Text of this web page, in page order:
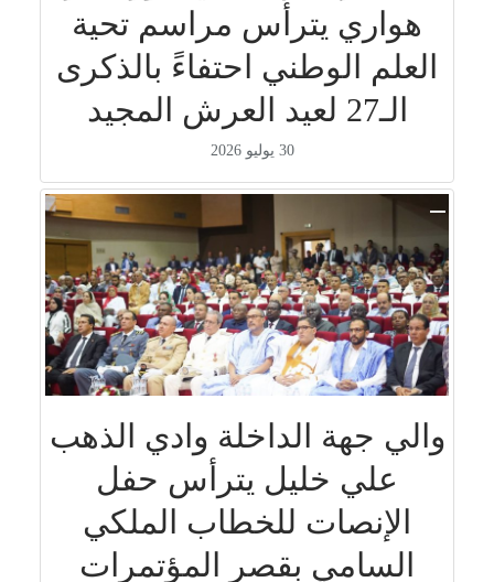
هواري يترأس مراسم تحية
العلم الوطني احتفاءً بالذكرى
الـ27 لعيد العرش المجيد
30 يوليو 2026
والي جهة الداخلة وادي الذهب
علي خليل يترأس حفل
الإنصات للخطاب الملكي
السامي بقصر المؤتمرات